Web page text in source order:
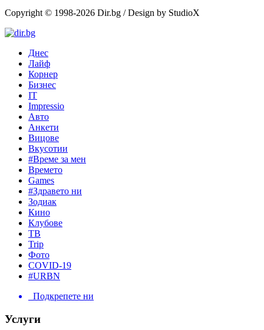
Copyright © 1998-2026 Dir.bg / Design by StudioX
Днес
Лайф
Корнер
Бизнес
IT
Impressio
Авто
Анкети
Вицове
Вкусотии
#Време за мен
Времето
Games
#Здравето ни
Зодиак
Кино
Клубове
ТВ
Trip
Фото
COVID-19
#URBN
Подкрепете ни
Услуги